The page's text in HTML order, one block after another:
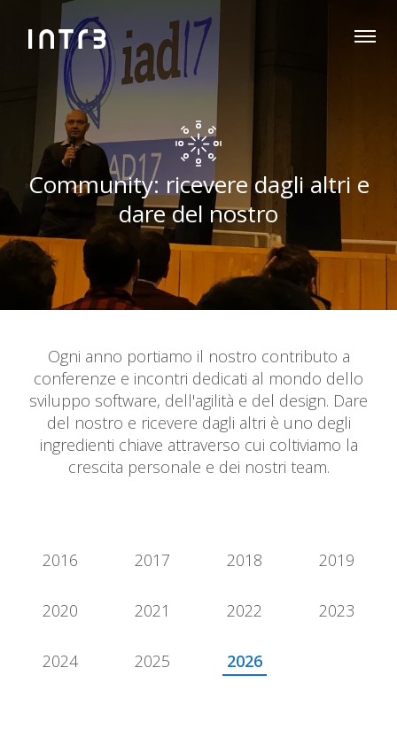
Community: ricevere dagli altri e
dare del nostro
Ogni anno portiamo il nostro contributo a
conferenze e incontri dedicati al mondo dello
sviluppo software, dell'agilità e del design. Dare
del nostro e ricevere dagli altri è uno degli
ingredienti chiave attraverso cui coltiviamo la
crescita personale e dei nostri team.
2016 2017 2018 2019
2020 2021 2022 2023
2024 2025 2026